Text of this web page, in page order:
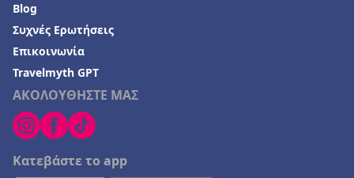
ΑΚΟΛΟΥΘΗΣΤΕ ΜΑΣ
Κατεβάστε το app
Blog
Συχνές Ερωτήσεις
Επικοινωνία
Travelmyth GPT